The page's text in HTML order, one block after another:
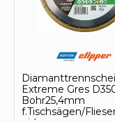
Extreme Gres
Bohr25,4mm
f.Tischsägen/